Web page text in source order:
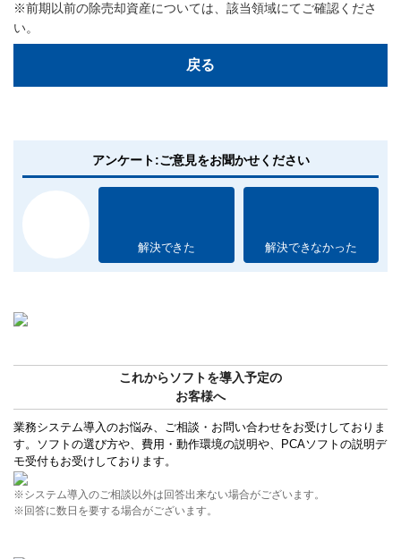
※前期以前の除売却資産については、該当領域にてご確認くださ
い。
戻る
アンケート:ご意見をお聞かせください
解決できた 解決できなかった
これからソフトを導入予定の
お客様へ
業務システム導入のお悩み、ご相談・お問い合わせをお受けしておりま
す。ソフトの選び方や、費用・動作環境の説明や、PCAソフトの説明デ
モ受付もお受けしております。
※システム導入のご相談以外は回答出来ない場合がございます。
※回答に数日を要する場合がございます。